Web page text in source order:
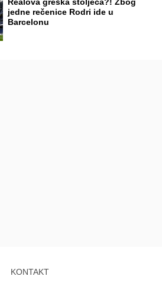
Realova greška stoljeća?! Zbog
jedne rečenice Rodri ide u
Barcelonu
KONTAKT